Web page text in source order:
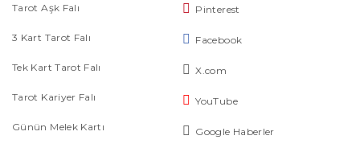
Tarot Aşk Falı
3 Kart Tarot Falı
Tek Kart Tarot Falı
Tarot Kariyer Falı
Günün Melek Kartı
Pinterest
Facebook
X.com
YouTube
Google Haberler